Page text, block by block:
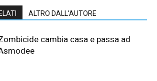
ALTRO DALL'AUTORE
cambia casa e passa ad